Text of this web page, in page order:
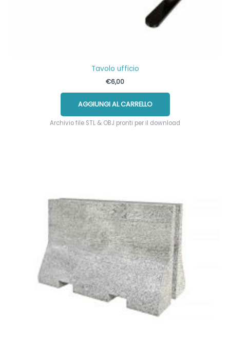
Tavolo ufficio
€6,00
AGGIUNGI AL CARRELLO
Archivio file STL & OBJ pronti per il download